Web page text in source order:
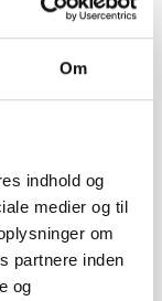
Om
indhold og
medier og til
om
partnere inden
og
kr. pr. Big Bag